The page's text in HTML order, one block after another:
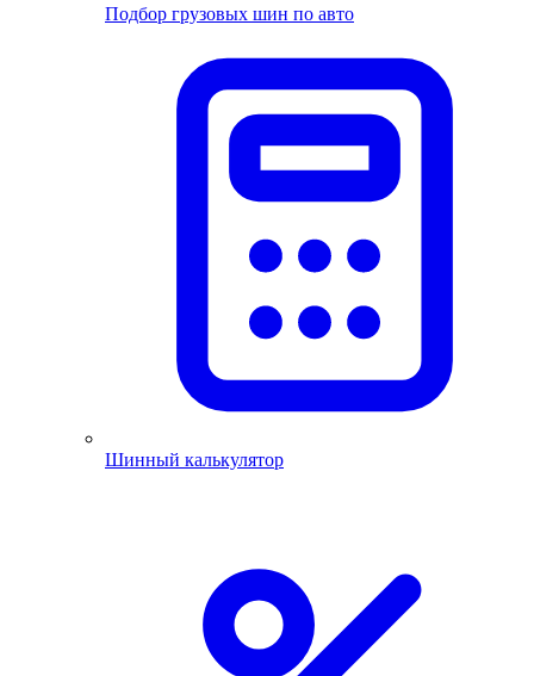
Подбор грузовых шин по авто
Шинный калькулятор